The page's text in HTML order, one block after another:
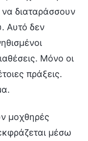
διαταράσσουν
Αυτό δεν
Μόνο οι
πράξεις.
μοχθηρές
μέσω